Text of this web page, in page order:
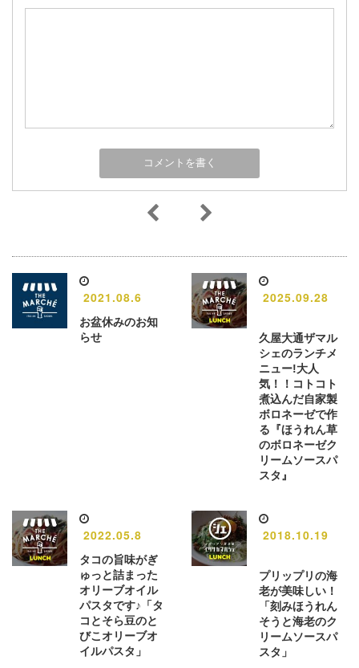
2021.08.6
お盆休みのお知
らせ
2025.09.28
久屋大通ザマル
シェのランチメ
ニュー!大人
気！！コトコト
煮込んだ自家製
ボロネーゼで作
る『ほうれん草
のボロネーゼク
リームソースパ
スタ』
2022.05.8
タコの旨味がぎ
ゅっと詰まった
オリーブオイル
パスタです♪「タ
コとそら豆のと
びこオリーブオ
イルパスタ」
2018.10.19
プリップリの海
老が美味しい！
「刻みほうれん
そうと海老のク
リームソースパ
スタ」